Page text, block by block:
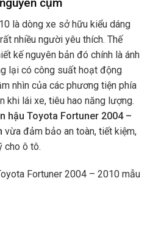
là dòng xe sở hữu kiểu dáng
nhiều người yêu thích. Thế
kế nguyên bản đó chính là ánh
lại có công suất hoạt động
nhìn của các phương tiện phía
khi lái xe, tiêu hao năng lượng.
hậu Toyota Fortuner 2004 –
vừa đảm bảo an toàn, tiết kiệm,
cho ô tô.
Fortuner 2004 – 2010 mẫu